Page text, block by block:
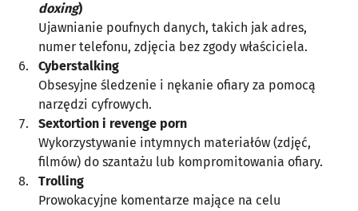
doxing)
Ujawnianie poufnych danych, takich jak adres,
numer telefonu, zdjęcia bez zgody właściciela.
Cyberstalking
Obsesyjne śledzenie i nękanie ofiary za pomocą
narzędzi cyfrowych.
Sextortion i revenge porn
Wykorzystywanie intymnych materiałów (zdjęć,
filmów) do szantażu lub kompromitowania ofiary.
Trolling
Prowokacyjne komentarze mające na celu